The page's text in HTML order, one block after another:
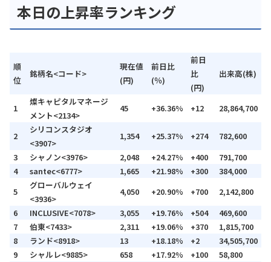
本日の上昇率ランキング
順
位
銘柄名<コード>
現在値
(円)
前日比
(％)
前日
比
(円)
出来高(株)
1
燦キャピタルマネージ
メント<2134>
45 +36.36% +12 28,864,700
2
シリコンスタジオ
<3907>
1,354 +25.37% +274
782,600
3
シャノン<3976> 2,048 +24.27% +400
791,700
4
santec<6777> 1,665 +21.98% +300
384,000
5
グローバルウェイ
<3936>
4,050 +20.90% +700
2,142,800
6
INCLUSIVE<7078> 3,055 +19.76% +504
469,600
7
伯東<7433> 2,311 +19.06% +370
1,815,700
8
ランド<8918> 13 +18.18% +2
34,505,700
9
シャルレ<9885> 658 +17.92% +100
58,800